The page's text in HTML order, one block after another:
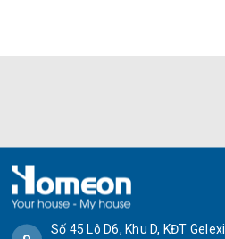
Số 45 Lô D6, Khu D, KĐT